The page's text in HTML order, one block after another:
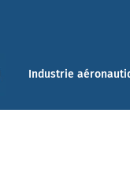
Industrie